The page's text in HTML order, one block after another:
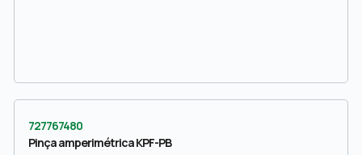
727767480
Pinça amperimétrica KPF-PB